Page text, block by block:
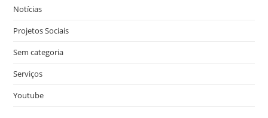
Notícias
Projetos Sociais
Sem categoria
Serviços
Youtube